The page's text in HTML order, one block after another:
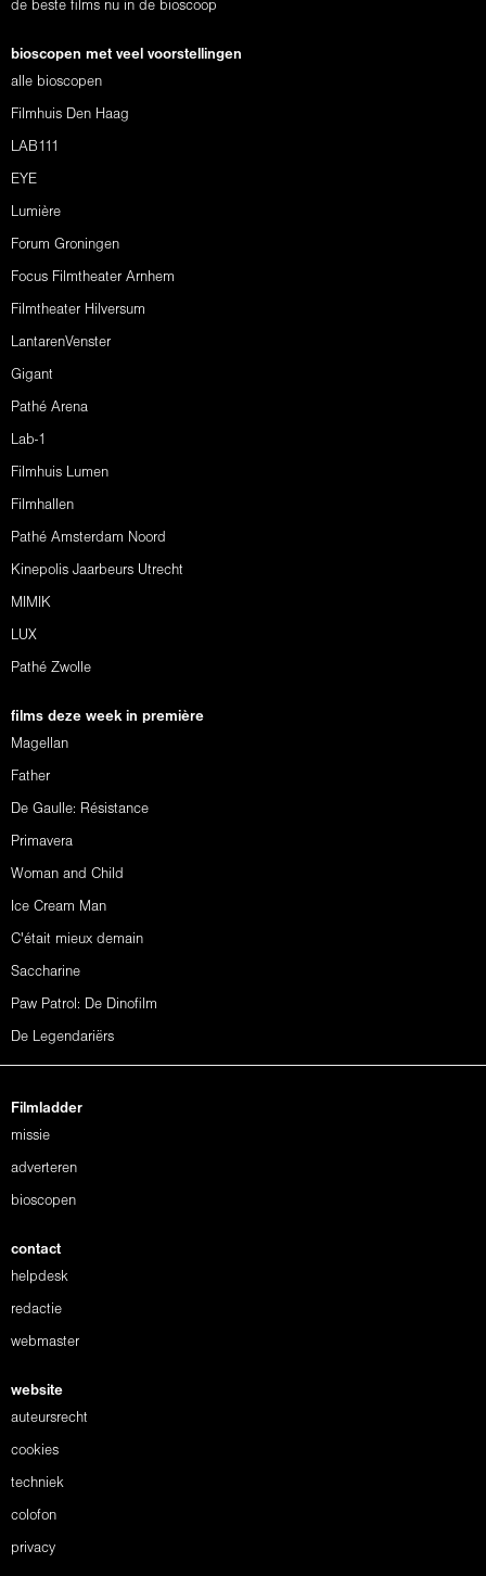
de beste films nu in de bioscoop
bioscopen met veel voorstellingen
alle bioscopen
Filmhuis Den Haag
LAB111
EYE
Lumière
Forum Groningen
Focus Filmtheater Arnhem
Filmtheater Hilversum
LantarenVenster
Gigant
Pathé Arena
Lab-1
Filmhuis Lumen
Filmhallen
Pathé Amsterdam Noord
Kinepolis Jaarbeurs Utrecht
MIMIK
LUX
Pathé Zwolle
films deze week in première
Magellan
Father
De Gaulle: Résistance
Primavera
Woman and Child
Ice Cream Man
C'était mieux demain
Saccharine
Paw Patrol: De Dinofilm
De Legendariërs
Filmladder
missie
adverteren
bioscopen
contact
helpdesk
redactie
webmaster
website
auteursrecht
cookies
techniek
colofon
privacy